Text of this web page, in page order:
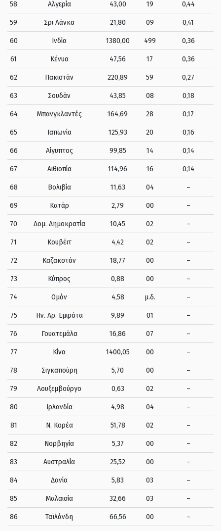
58 Αλγερία 43,00 19 0,44
59 Σρι Λάνκα 21,80 09 0,41
60 Ινδία 1380,00 499 0,36
61 Κένυα 47,56 17 0,36
62 Πακιστάν 220,89 59 0,27
63 Σουδάν 43,85 08 0,18
64 Μπανγκλαντές 164,69 28 0,17
65 Ιαπωνία 125,93 20 0,16
66 Αίγυπτος 99,85 14 0,14
67 Αιθιοπία 114,96 16 0,14
68 Βολιβία 11,63 04 –
69 Κατάρ 2,79 00 –
70 Δομ. Δημοκρατία 10,45 02 –
71 Κουβέιτ 4,42 02 –
72 Καζακστάν 18,77 00 –
73 Κύπρος 0,88 00 –
74 Ομάν 4,58 μ.δ. –
75 Ην. Αρ. Εμιράτα 9,89 01 –
76 Γουατεμάλα 16,86 07 –
77 Κίνα 1400,05 00 –
78 Σιγκαπούρη 5,70 00 –
79 Λουξεμβούργο 0,63 02 –
80 Ιρλανδία 4,98 04 –
81 Ν. Κορέα 51,78 02 –
82 Νορβηγία 5,37 00 –
83 Αυστραλία 25,52 00 –
84 Δανία 5,83 03 –
85 Μαλαισία 32,66 03 –
86 Ταϊλάνδη 66,56 00 –